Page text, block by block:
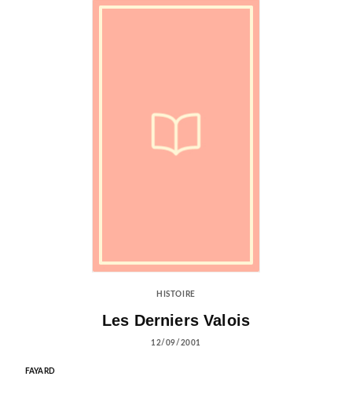
HISTOIRE
Les Derniers Valois
12/09/2001
FAYARD